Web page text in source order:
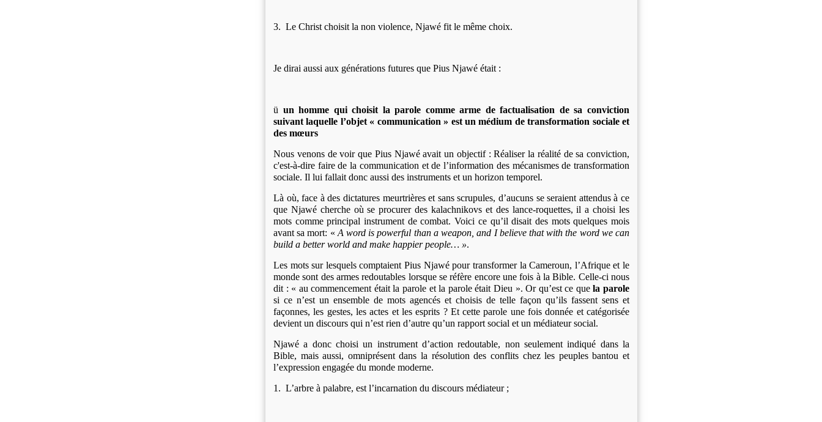
3. Le Christ choisit la non violence, Njawé fit le même choix.
Je dirai aussi aux générations futures que Pius Njawé était :
ü un homme qui choisit la parole comme arme de factualisation de sa conviction
suivant laquelle l’objet « communication » est un médium de transformation sociale et
des mœurs
Nous venons de voir que Pius Njawé avait un objectif : Réaliser la réalité de sa conviction,
c'est-à-dire faire de la communication et de l’information des mécanismes de transformation
sociale. Il lui fallait donc aussi des instruments et un horizon temporel.
Là où, face à des dictatures meurtrières et sans scrupules, d’aucuns se seraient attendus à ce
que Njawé cherche où se procurer des kalachnikovs et des lance-roquettes, il a choisi les
mots comme principal instrument de combat. Voici ce qu’il disait des mots quelques mois
avant sa mort: « A word is powerful than a weapon, and I believe that with the word we can
build a better world and make happier people… ».
Les mots sur lesquels comptaient Pius Njawé pour transformer la Cameroun, l’Afrique et le
monde sont des armes redoutables lorsque se réfère encore une fois à la Bible. Celle-ci nous
dit : « au commencement était la parole et la parole était Dieu ». Or qu’est ce que la parole
si ce n’est un ensemble de mots agencés et choisis de telle façon qu’ils fassent sens et
façonnes, les gestes, les actes et les esprits ? Et cette parole une fois donnée et catégorisée
devient un discours qui n’est rien d’autre qu’un rapport social et un médiateur social.
Njawé a donc choisi un instrument d’action redoutable, non seulement indiqué dans la
Bible, mais aussi, omniprésent dans la résolution des conflits chez les peuples bantou et
l’expression engagée du monde moderne.
1. L’arbre à palabre, est l’incarnation du discours médiateur ;